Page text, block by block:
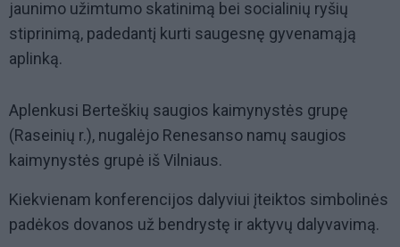
jaunimo užimtumo skatinimą bei socialinių ryšių
stiprinimą, padedantį kurti saugesnę gyvenamąją
aplinką.
Aplenkusi Berteškių saugios kaimynystės grupę
(Raseinių r.), nugalėjo Renesanso namų saugios
kaimynystės grupė iš Vilniaus.
Kiekvienam konferencijos dalyviui įteiktos simbolinės
padėkos dovanos už bendrystę ir aktyvų dalyvavimą.